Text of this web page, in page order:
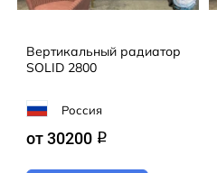
Вертикальный радиатор
SOLID 2800
Россия
от 30200 q